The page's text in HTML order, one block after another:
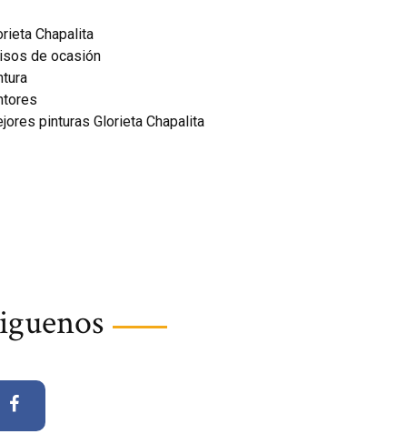
Chapalita
de ocasión
pinturas Glorieta Chapalita